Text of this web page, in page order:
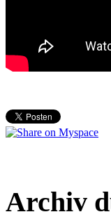
Archiv